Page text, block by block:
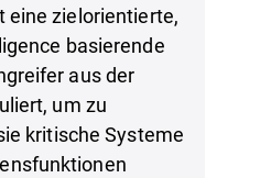
eine zielorientierte,
basierende
aus der
um zu
kritische Systeme